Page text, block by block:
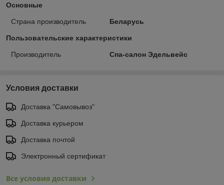
Основные
Страна производитель Беларусь
Пользовательские характеристики
Производитель Спа-салон Эдельвейс
Условия доставки
Доставка "Самовывоз"
Доставка курьером
Доставка почтой
Электронный сертификат
Все условия доставки